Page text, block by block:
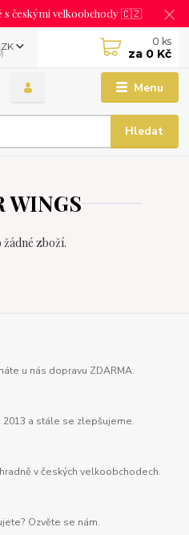
s českými velkoobchody 🇨🇿
Menu
Hledat
0 ks
za 0 Kč
WINGS
zboží.
u nás dopravu ZDARMA.
2013 a stále se zlepšujeme.
v českých velkoobchodech.
Ozvěte se nám.